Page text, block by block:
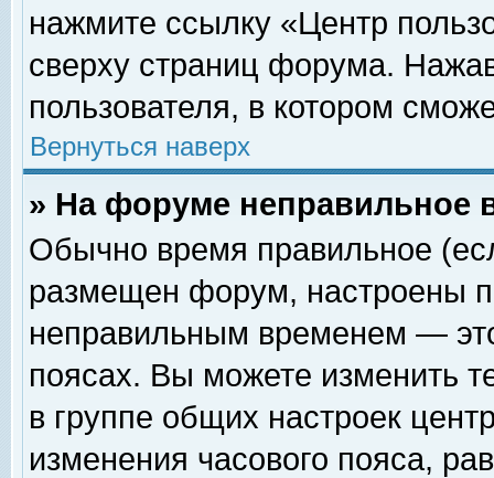
нажмите ссылку «Центр
сверху страниц форума.
пользователя, в котором
Вернуться наверх
» На форуме неправильное
Обычно время правильное
размещен форум, настроены
неправильным временем —
поясах. Вы можете изменить
в группе общих настроек
изменения часового пояса,